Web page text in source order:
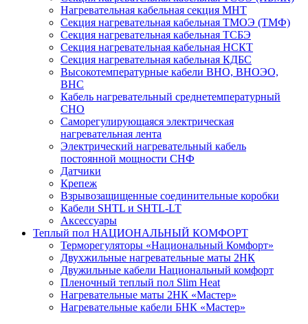
Нагревательная кабельная секция МНТ
Секция нагревательная кабельная ТМОЭ (ТМФ)
Секция нагревательная кабельная ТСБЭ
Секция нагревательная кабельная НСКТ
Секция нагревательная кабельная КДБС
Высокотемпературные кабели ВНО, ВНОЭО,
ВНС
Кабель нагревательный среднетемпературный
СНО
Саморегулирующаяся электрическая
нагревательная лента
Электрический нагревательный кабель
постоянной мощности СНФ
Датчики
Крепеж
Взрывозащищенные соединительные коробки
Кабели SHTL и SHTL-LT
Аксессуары
Теплый пол НАЦИОНАЛЬНЫЙ КОМФОРТ
Терморегуляторы «Национальный Комфорт»
Двухжильные нагревательные маты 2НК
Двужильные кабели Национальный комфорт
Пленочный теплый пол Slim Heat
Нагревательные маты 2НК «Мастер»
Нагревательные кабели БНК «Мастер»